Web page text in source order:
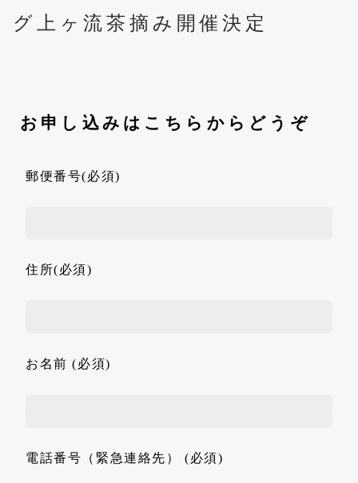
グ上ヶ流茶摘み開催決定
お申し込みはこちらからどうぞ
郵便番号(必須)
住所(必須)
お名前 (必須)
電話番号（緊急連絡先） (必須)